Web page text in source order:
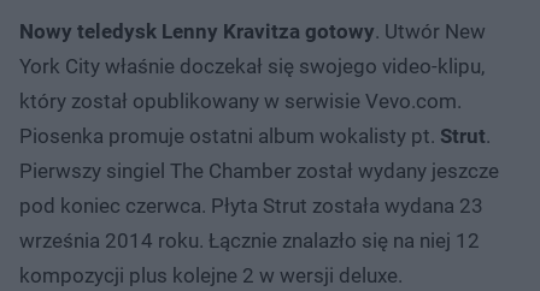
Nowy teledysk Lenny Kravitza gotowy. Utwór New
York City właśnie doczekał się swojego video-klipu,
który został opublikowany w serwisie Vevo.com.
Piosenka promuje ostatni album wokalisty pt. Strut.
Pierwszy singiel The Chamber został wydany jeszcze
pod koniec czerwca. Płyta Strut została wydana 23
września 2014 roku. Łącznie znalazło się na niej 12
kompozycji plus kolejne 2 w wersji deluxe.